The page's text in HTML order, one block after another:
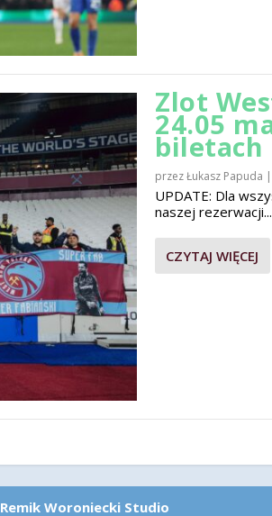
Zlot
24.05
biletach
przezŁukasz Papuda |
UPDATE: Dla
naszej rezerwacji...
CZYTAJ WIĘCEJ
Remik Woroniecki Studio